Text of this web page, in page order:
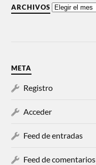
ARCHIVOS
META
Registro
Acceder
Feed de entradas
Feed de comentarios